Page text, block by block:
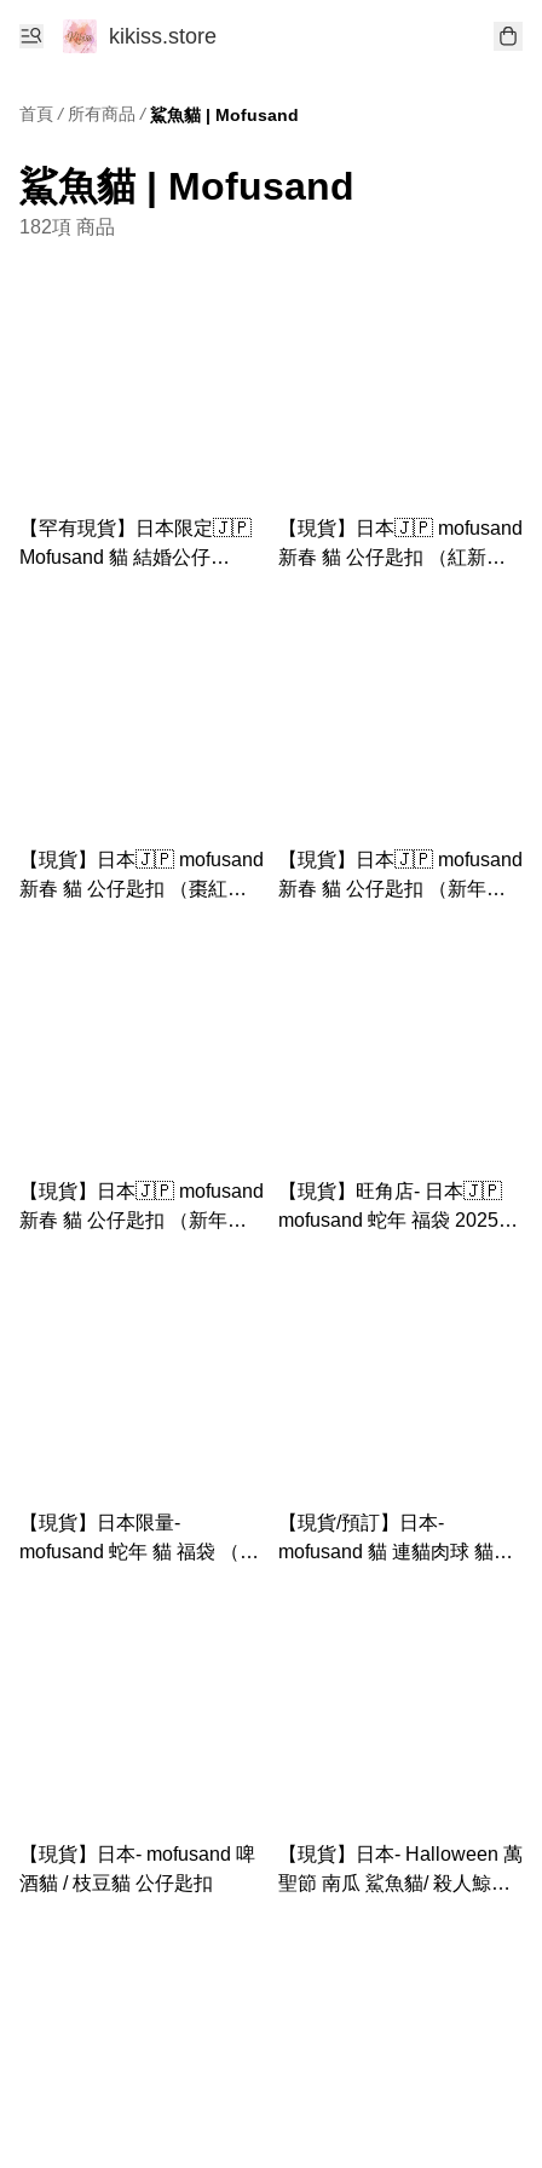
kikiss.store
首頁 / 所有商品 / 鯊魚貓 | Mofusand
鯊魚貓 | Mofusand
182項 商品
【罕有現貨】日本限定🇯🇵
Mofusand 貓 結婚公仔
【現貨】日本🇯🇵 mofusand
新春 貓 公仔匙扣 （紅新年
【現貨】日本🇯🇵 mofusand
新春 貓 公仔匙扣 （棗紅新
【現貨】日本🇯🇵 mofusand
新春 貓 公仔匙扣 （新年粉
【現貨】日本🇯🇵 mofusand
新春 貓 公仔匙扣 （新年紅
【現貨】旺角店- 日本🇯🇵
mofusand 蛇年 福袋 2025
【現貨】日本限量-
mofusand 蛇年 貓 福袋 （鯊
【現貨/預訂】日本-
mofusand 貓 連貓肉球 貓掌
【現貨】日本- mofusand 啤
酒貓 / 枝豆貓 公仔匙扣
【現貨】日本- Halloween 萬
聖節 南瓜 鯊魚貓/ 殺人鯨貓